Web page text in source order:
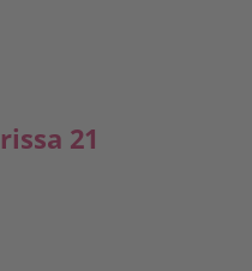
21